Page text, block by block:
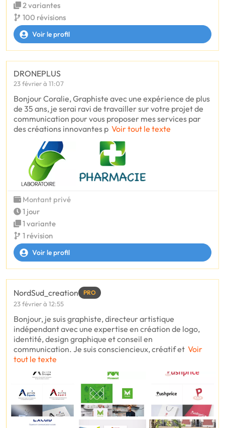
2 variantes
100 révisions
Voir le profil
DRONEPLUS
23 février à 11:07
Bonjour Coralie, Graphiste avec une expérience de plus
de 35 ans, je serai ravi de travailler sur votre projet de
communication pour vous proposer mes services par
des créations innovantes p Voir tout le texte
Montant privé
1 jour
1 variante
1 révision
Voir le profil
NordSud_creation PRO
23 février à 12:55
Bonjour, je suis graphiste, directeur artistique
indépendant avec une expertise en création de logo,
identité, design graphique et conseil en
communication. Je suis consciencieux, créatif et Voir
tout le texte